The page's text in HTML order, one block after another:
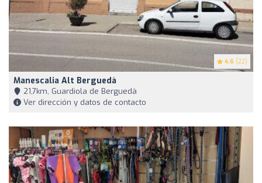
4.6 (22)
Manescalia Alt Berguedà
21,7km, Guardiola de Berguedà
Ver dirección y datos de contacto